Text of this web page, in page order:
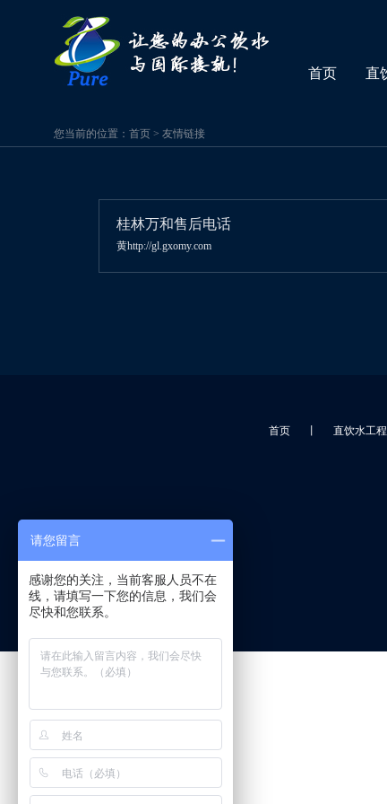
首页 直
您当前的位置： 首页> 友情链接
桂林万和售后电话
黄http://gl.gxomy.com
首页 直饮水工程
请您留言
感谢您的关注，当前客服人员不在
线，请填写一下您的信息，我们会
尽快和您联系。